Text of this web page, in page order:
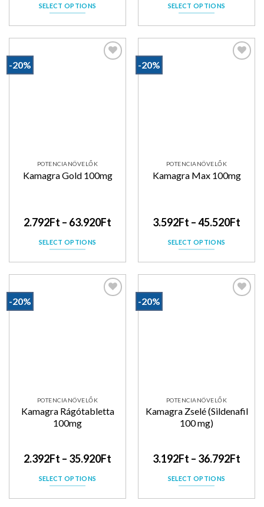
SELECT OPTIONS SELECT OPTIONS
-20%
POTENCIANÖVELŐK
Kamagra Gold 100mg
2.792Ft – 63.920Ft
SELECT OPTIONS
-20%
POTENCIANÖVELŐK
Kamagra Max 100mg
3.592Ft –45.520Ft
SELECT OPTIONS
-20%
POTENCIANÖVELŐK
Kamagra Rágótabletta
100mg
2.392Ft – 35.920Ft
SELECT OPTIONS
-20%
POTENCIANÖVELŐK
Kamagra Zselé (Sildenafil
100 mg)
3.192Ft – 36.792Ft
SELECT OPTIONS